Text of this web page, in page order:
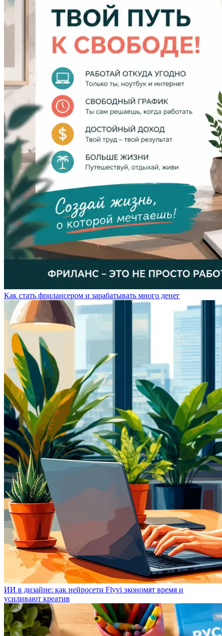
Как стать фрилансером и зарабатывать много денег
ИИ в дизайне: как нейросети Flyvi экономят время и
усиливают креатив